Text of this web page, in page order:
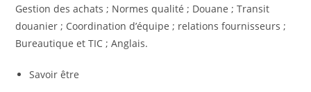
Gestion des achats ; Normes qualité ; Douane ; Transit
douanier ; Coordination d’équipe ; relations fournisseurs ;
Bureautique et TIC ; Anglais.
Savoir être